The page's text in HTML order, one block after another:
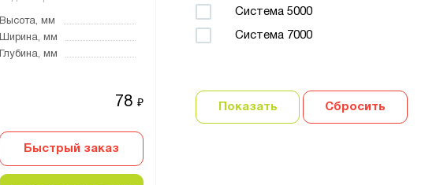
Высота, мм
Ширина, мм
Глубина, мм
78 ₽
Быстрый заказ
Система 5000
Система 7000
Показать Сбросить